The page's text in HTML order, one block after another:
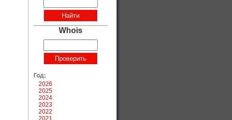
Whois
Год:
2026
2025
2024
2023
2022
2021